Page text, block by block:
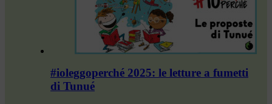
#ioleggoperché 2025: le letture a fumetti
di Tunué